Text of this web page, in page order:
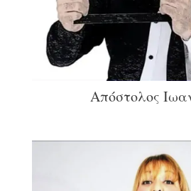
Απόστολος